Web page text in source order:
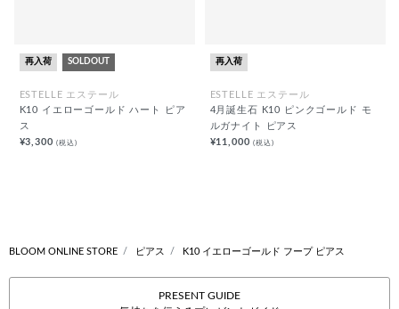
再入荷 SOLDOUT
ESTELLE エステール
K10 イエローゴールド ハート ピア
ス
¥3,300(税込)
再入荷
ESTELLE エステール
4月誕生石 K10 ピンクゴールド モ
ルガナイト ピアス
¥11,000(税込)
BLOOM ONLINE STORE ピアス K10 イエローゴールド フープ ピアス
PRESENT GUIDE